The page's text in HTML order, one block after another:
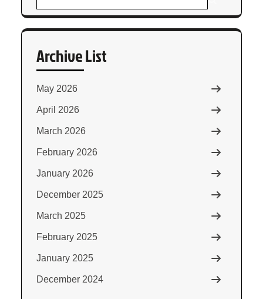
Archive List
May 2026
April 2026
March 2026
February 2026
January 2026
December 2025
March 2025
February 2025
January 2025
December 2024